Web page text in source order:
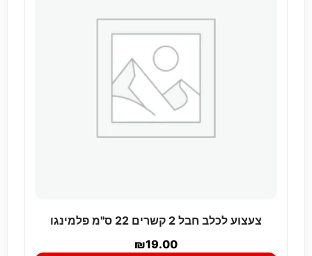
צעצוע לכלב חבל 2 קשרים 22 ס"מ פלמינגו
₪19.00